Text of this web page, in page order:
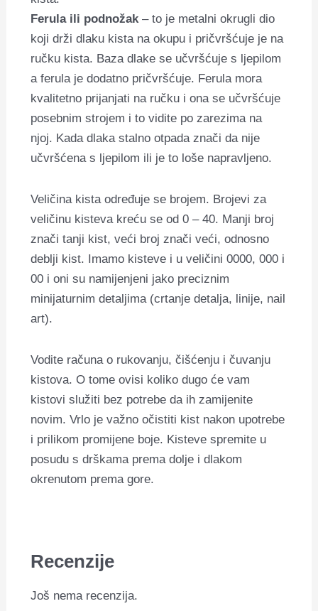
Ferula ili podnožak– to je metalni okrugli dio
koji drži dlaku kista na okupu i pričvršćuje je na
ručku kista. Baza dlake se učvršćuje s ljepilom
a ferula je dodatno pričvršćuje. Ferula mora
kvalitetno prijanjati na ručku i ona se učvršćuje
posebnim strojem i to vidite po zarezima na
njoj. Kada dlaka stalno otpada znači da nije
učvršćena s ljepilom ili je to loše napravljeno.
Veličina kista određuje se brojem. Brojevi za
veličinu kisteva kreću se od 0 – 40. Manji broj
znači tanji kist, veći broj znači veći, odnosno
deblji kist. Imamo kisteve i u veličini 0000, 000 i
00 i oni su namijenjeni jako preciznim
minijaturnim detaljima (crtanje detalja, linije, nail
art).
Vodite računa o rukovanju, čišćenju i čuvanju
kistova. O tome ovisi koliko dugo će vam
kistovi služiti bez potrebe da ih zamijenite
novim. Vrlo je važno očistiti kist nakon upotrebe
i prilikom promijene boje. Kisteve spremite u
posudu s drškama prema dolje i dlakom
okrenutom prema gore.
Recenzije
Još nema recenzija.